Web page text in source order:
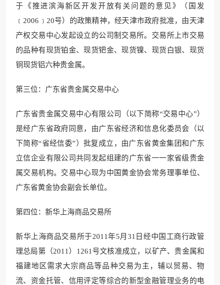
于《推进滨海新区开发开放有关问题的意见》（国发
﹝2006﹞20号）的政策精神，经天津市政府批准，由天津
产权交易中心发起设立的公司制交易所。交易所上市交易
的品种有现货铂金、现货钯金、现货镍、现货白银、现货
铜现货铝六种贵金属。
第三位：广东省贵金属交易中心
广东省贵金属交易中心有限公司（以下简称“交易中心”）
是经广东省政府同意，由广东省经济和信息化委员会（以
下简称“省经信委”）批复成立 ，由广东省黄金集团和 广东
立信企业有限公司共同发起组建的广东省一一家省级贵金
属交易机构。交易中心现为中国黄金协会常务理事单位、
广东省黄金协会副会长单位。
第四位：新华上海商品交易所
新华上海商品交易所于2011年5月31日经中国工商行政管
理总局第（2011）1 261号文核准成立，以矿产、贵金属和
福建地区需求大宗商品等品种交易为主，辅以贸易、物
流、资金托管、信用评定等综合的新型金融管理业务的电